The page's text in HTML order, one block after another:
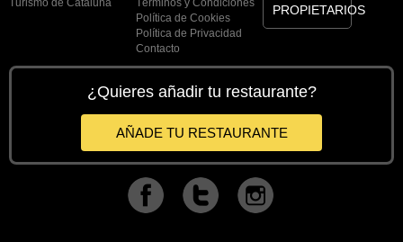
Turismo de Cataluña
Términos y Condiciones
Política de Cookies
Política de Privacidad
Contacto
PROPIETARIOS
¿Quieres añadir tu restaurante?
AÑADE TU RESTAURANTE